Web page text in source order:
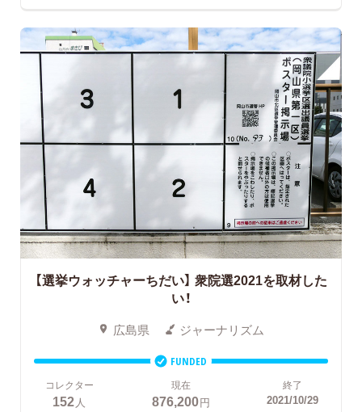
【選挙ウォッチャーちだい】 衆院選2021を取材した
い！
広島県 ジャーナリズム
FUNDED
コレクター
152人
現在
876,200円
終了
2021/10/29